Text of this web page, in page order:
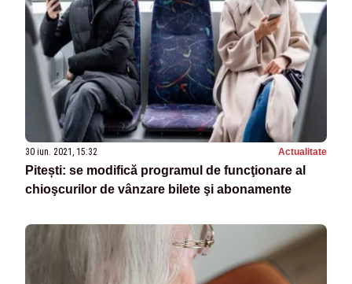
30 iun. 2021, 15:32 Actualitate
Pitești: se modifică programul de funcţionare al
chioşcurilor de vânzare bilete şi abonamente